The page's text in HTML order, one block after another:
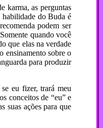
karma, as perguntas
habilidade do Buda é
podem ser
quando você
que elas na verdade
ensinamento sobre o
para produzir
eu fizer, trará meu
conceitos de “eu” e
suas ações para que